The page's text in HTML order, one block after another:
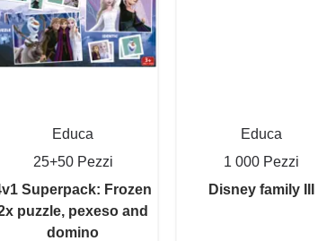
Educa
25+50 Pezzi
Superpack: Frozen
puzzle, pexeso and
domino
Educa
1 000 Pezzi
Disney family III